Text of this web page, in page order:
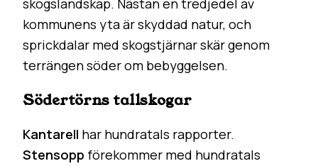
skogslandskap. Nästan en tredjedel av
kommunens yta är skyddad natur, och
sprickdalar med skogstjärnar skär genom
terrängen söder om bebyggelsen.
Södertörns tallskogar
Kantarell har hundratals rapporter.
Stensopp förekommer med hundratals